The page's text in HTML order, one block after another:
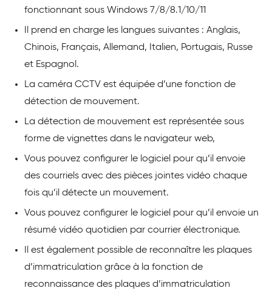
fonctionnant sous Windows 7/8/8.1/10/11
Il prend en charge les langues suivantes : Anglais,
Chinois, Français, Allemand, Italien, Portugais, Russe
et Espagnol.
La caméra CCTV est équipée d’une fonction de
détection de mouvement.
La détection de mouvement est représentée sous
forme de vignettes dans le navigateur web,
Vous pouvez configurer le logiciel pour qu’il envoie
des courriels avec des pièces jointes vidéo chaque
fois qu’il détecte un mouvement.
Vous pouvez configurer le logiciel pour qu’il envoie un
résumé vidéo quotidien par courrier électronique.
Il est également possible de reconnaître les plaques
d’immatriculation grâce à la fonction de
reconnaissance des plaques d’immatriculation